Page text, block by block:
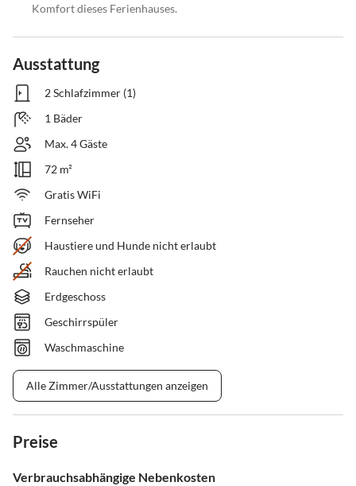
Komfort dieses Ferienhauses.
Ausstattung
2 Schlafzimmer (1)
1 Bäder
Max. 4 Gäste
72 m²
Gratis WiFi
Fernseher
Haustiere und Hunde nicht erlaubt
Rauchen nicht erlaubt
Erdgeschoss
Geschirrspüler
Waschmaschine
Alle Zimmer/Ausstattungen anzeigen
Preise
Verbrauchsabhängige Nebenkosten